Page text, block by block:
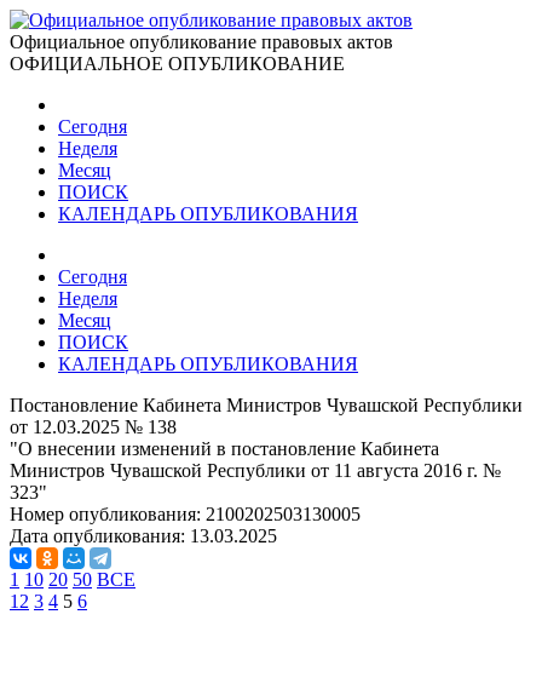
Официальное опубликование правовых актов
ОФИЦИАЛЬНОЕ ОПУБЛИКОВАНИЕ
Сегодня
Неделя
Месяц
ПОИСК
КАЛЕНДАРЬ ОПУБЛИКОВАНИЯ
Сегодня
Неделя
Месяц
ПОИСК
КАЛЕНДАРЬ ОПУБЛИКОВАНИЯ
Постановление Кабинета Министров Чувашской Республики
от 12.03.2025 № 138
"О внесении изменений в постановление Кабинета
Министров Чувашской Республики от 11 августа 2016 г. №
323"
Номер опубликования: 2100202503130005
Дата опубликования: 13.03.2025
1 10 20 50 ВСЕ
1 2 3 4 5 6